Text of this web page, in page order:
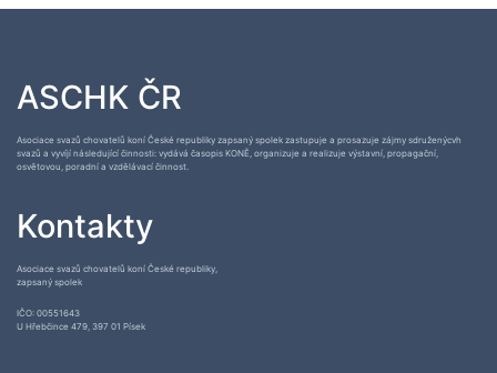
ASCHK ČR
Asociace svazů chovatelů koní České republiky zapsaný spolek zastupuje a prosazuje zájmy sdruženýcvh
svazů a vyvíjí následující činnosti: vydává časopis KONĚ, organizuje a realizuje výstavní, propagační,
osvětovou, poradní a vzdělávací činnost.
Kontakty
Asociace svazů chovatelů koní České republiky,
zapsaný spolek
IČO: 00551643
U Hřebčince 479, 397 01 Písek